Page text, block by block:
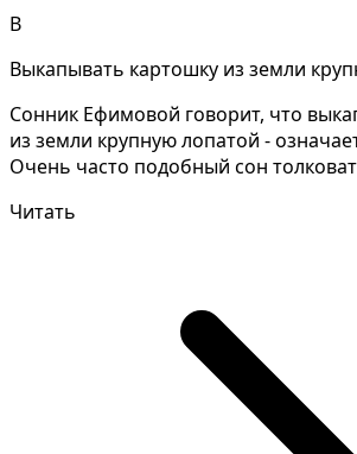
В
Выкапывать картошку из земли
Сонник Ефимовой говорит, что
из земли крупную лопатой -
Очень часто подобный сон
Читать